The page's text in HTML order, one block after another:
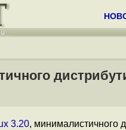
3.20, минималистичного